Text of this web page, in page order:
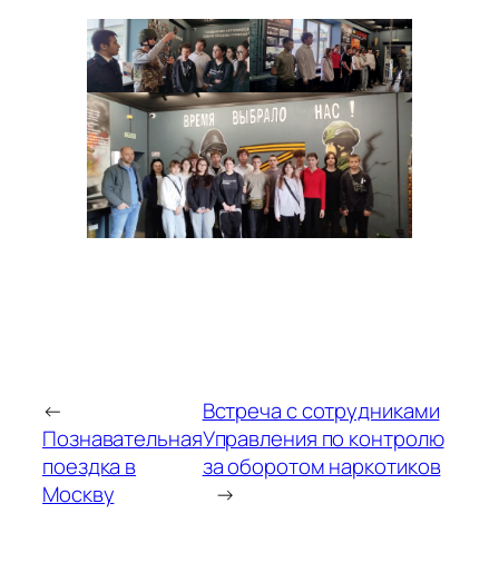
←
Познавательная
поездка в
Москву
Встреча с сотрудниками
Управления по контролю
за оборотом наркотиков
→